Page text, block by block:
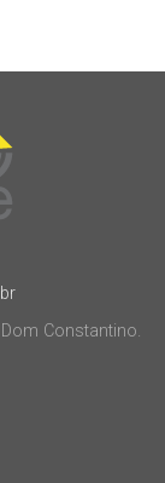
Constantino.